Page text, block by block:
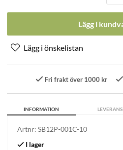
Lägg i
Fri frakt över 1000 kr
INFORMATION LEVERANS
Artnr: SB12P-001C-10